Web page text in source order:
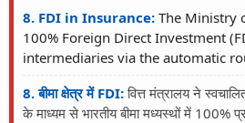
8. FDI in Insurance: The Ministry
100% Foreign Direct Investment
intermediaries via the automatic
8. बीमा क्षेत्र में FDI:वित्त मंत्रालय ने
के माध्यम से भारतीय बीमा मध्यस्थों में 100%